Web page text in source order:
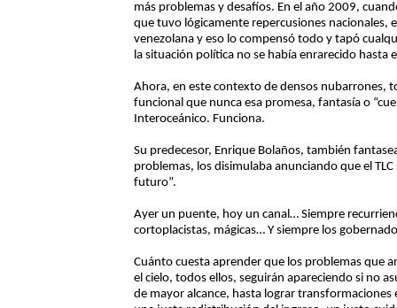
más problemas y desafíos. En el año 2009,
que tuvo lógicamente repercusiones nacionales,
venezolana y eso lo compensó todo y tapó
la situación política no se había enrarecido hasta
Ahora, en este contexto de densos nubarrones,
funcional que nunca esa promesa, fantasía o
Interoceánico. Funciona.
Su predecesor, Enrique Bolaños, también
problemas, los disimulaba anunciando que el
futuro”.
Ayer un puente, hoy un canal… Siempre
cortoplacistas, mágicas… Y siempre los
Cuánto cuesta aprender que los problemas que
el cielo, todos ellos, seguirán apareciendo si no
de mayor alcance, hasta lograr